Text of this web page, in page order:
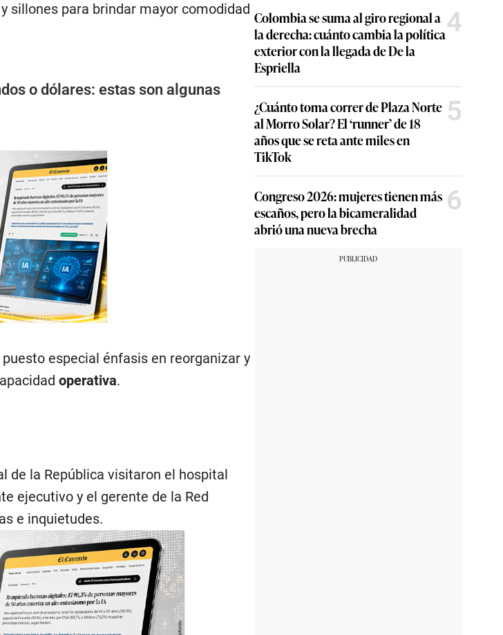
sillones para brindar mayor comodidad
o dólares: estas son algunas
especial énfasis en reorganizar y
operativa.
de la República visitaron el hospital
ejecutivo y el gerente de la Red
e inquietudes.
Colombia se suma al giro regional a
la derecha: cuánto cambia la política
exterior con la llegada de De la
Espriella
4
¿Cuánto toma correr de Plaza Norte
al Morro Solar? El ‘runner’ de 18
años que se reta ante miles en
TikTok
5
Congreso 2026: mujeres tienen más
escaños, pero la bicameralidad
abrió una nueva brecha
6